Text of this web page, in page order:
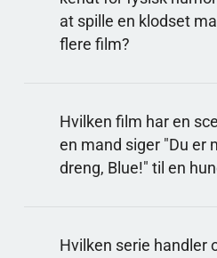
Kontrasten mellem det søde
grove dialog er en vigtig
at spille en klodset
flere film?
Han er især kendt for mimik
med få ord. Hans rolle som
karakter er baseret på
små, eskalerende
Hvilken film har en
en mand siger "Du er
dreng, Blue!" til en
Replikken bruges i en
Hvilken serie handler